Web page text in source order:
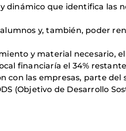
que identifica las
y, también, poder
y material necesario, el
financiaría el 34%
con las empresas, parte del
(Objetivo de Desarrollo